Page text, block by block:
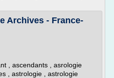
Archives - France-
, ascendants , asrologie
, astrologie , astrologie